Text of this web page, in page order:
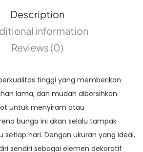
Description
information
Reviews (0)
tinggi yang memberikan
lama, dan mudah dibersihkan.
untuk menyiram atau
bunga ini akan selalu tampak
setiap hari. Dengan ukuran yang ideal,
sendiri sebagai elemen dekoratif